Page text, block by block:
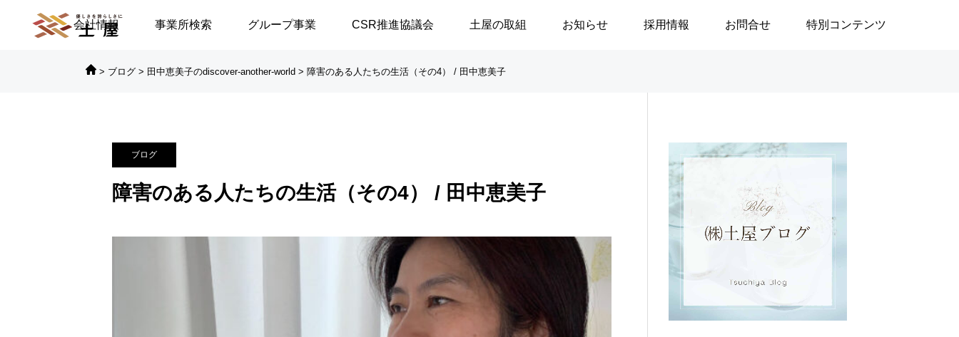
会社情報 事業所検索 グループ事業 CSR推進協議会 土屋の取組 お知らせ 採用情報 お問合せ 特別コンテンツ
対談シリーズ
【高浜代表×浅野史郎先生】
連続対談シリーズ第2回 ～
【高浜代表×浅野史郎先生】
連続対談シリーズ第2回 ～
「八月敗戦の夏に思うこと」
／安積遊歩
ブログ
政治はなぜ大切なのか／安積
遊歩
> ブログ > 田中恵美子のdiscover-another-world > 障害のある人たちの生活（その4） / 田中恵美子
ブログ
障害のある人たちの生活（その4） / 田中恵美子